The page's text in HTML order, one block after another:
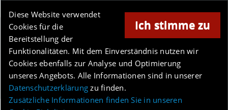
Ich stimme zu
Diese Website verwendet
Cookies für die
Bereitstellung der
Funktionalitäten. Mit dem Einverständnis nutzen wir
Cookies ebenfalls zur Analyse und Optimierung
unseres Angebots. Alle Informationen sind in unserer
Datenschutzerklärung zu finden.
Zusätzliche Informationen finden Sie in unseren
Anzeige
Menü